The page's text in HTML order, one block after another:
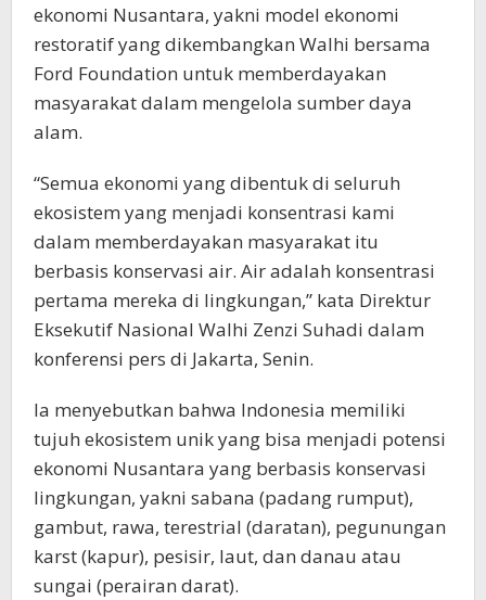
ekonomi Nusantara, yakni model ekonomi
restoratif yang dikembangkan Walhi bersama
Ford Foundation untuk memberdayakan
masyarakat dalam mengelola sumber daya
alam.
“Semua ekonomi yang dibentuk di seluruh
ekosistem yang menjadi konsentrasi kami
dalam memberdayakan masyarakat itu
berbasis konservasi air. Air adalah konsentrasi
pertama mereka di lingkungan,” kata Direktur
Eksekutif Nasional Walhi Zenzi Suhadi dalam
konferensi pers di Jakarta, Senin.
Ia menyebutkan bahwa Indonesia memiliki
tujuh ekosistem unik yang bisa menjadi potensi
ekonomi Nusantara yang berbasis konservasi
lingkungan, yakni sabana (padang rumput),
gambut, rawa, terestrial (daratan), pegunungan
karst (kapur), pesisir, laut, dan danau atau
sungai (perairan darat).